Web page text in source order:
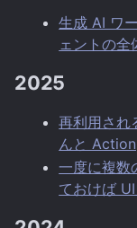
生成 AI ワ
ェントの全
2025
再利用され
んと
一度に複数
ておけば